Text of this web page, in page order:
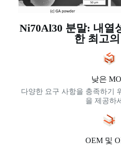
Ni70Al30 분말: 내열
한 최고
낮은
다양한 요구 사항을 충족하기
을 제공하
OEM 및